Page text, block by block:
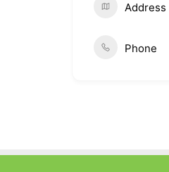
Address
Phone